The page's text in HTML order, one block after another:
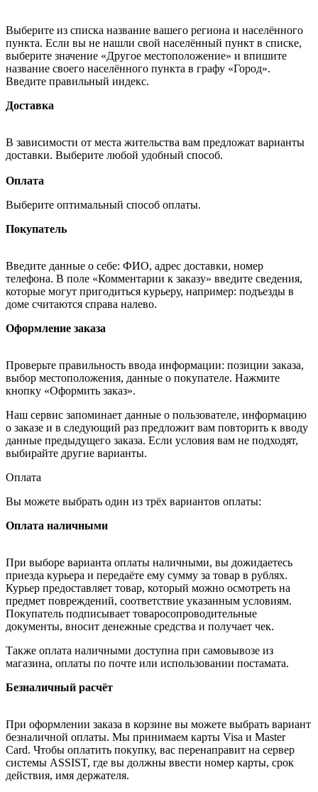
Выберите из списка название вашего региона и населённого
пункта. Если вы не нашли свой населённый пункт в списке,
выберите значение «Другое местоположение» и впишите
название своего населённого пункта в графу «Город».
Введите правильный индекс.
Доставка
В зависимости от места жительства вам предложат варианты
доставки. Выберите любой удобный способ.
Оплата
Выберите оптимальный способ оплаты.
Покупатель
Введите данные о себе: ФИО, адрес доставки, номер
телефона. В поле «Комментарии к заказу» введите сведения,
которые могут пригодиться курьеру, например: подъезды в
доме считаются справа налево.
Оформление заказа
Проверьте правильность ввода информации: позиции заказа,
выбор местоположения, данные о покупателе. Нажмите
кнопку «Оформить заказ».
Наш сервис запоминает данные о пользователе, информацию
о заказе и в следующий раз предложит вам повторить к вводу
данные предыдущего заказа. Если условия вам не подходят,
выбирайте другие варианты.
Оплата
Вы можете выбрать один из трёх вариантов оплаты:
Оплата наличными
При выборе варианта оплаты наличными, вы дожидаетесь
приезда курьера и передаёте ему сумму за товар в рублях.
Курьер предоставляет товар, который можно осмотреть на
предмет повреждений, соответствие указанным условиям.
Покупатель подписывает товаросопроводительные
документы, вносит денежные средства и получает чек.
Также оплата наличными доступна при самовывозе из
магазина, оплаты по почте или использовании постамата.
Безналичный расчёт
При оформлении заказа в корзине вы можете выбрать вариант
безналичной оплаты. Мы принимаем карты Visa и Master
Card. Чтобы оплатить покупку, вас перенаправит на сервер
системы ASSIST, где вы должны ввести номер карты, срок
действия, имя держателя.